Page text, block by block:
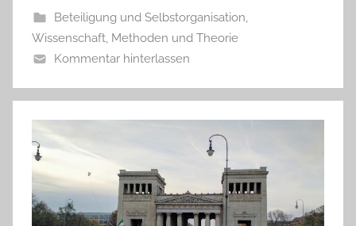
Beteiligung und Selbstorganisation
Wissenschaft, Methoden und Theorie
Kommentar hinterlassen